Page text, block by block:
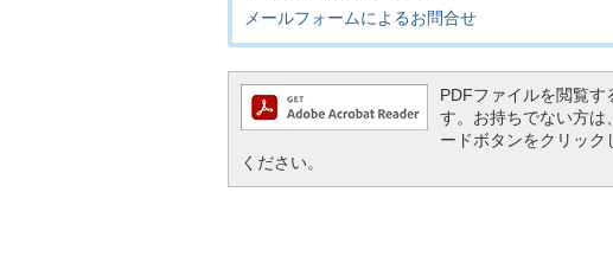
メールフォームによるお問合せ
PDFファイルを閲覧
す。お持ちでない方
ードボタンをクリック
ください。